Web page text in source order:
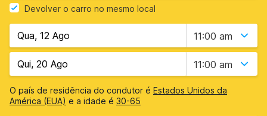
Devolver o carro no mesmo local
11:00 am
11:00 am
O país de residência do condutor é Estados Unidos da
América (EUA) e a idade é 30-65